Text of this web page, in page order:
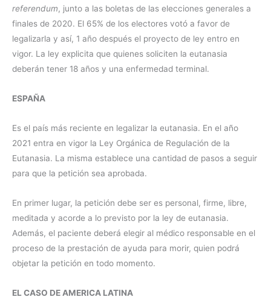
referendum, junto a las boletas de las elecciones generales a
finales de 2020. El 65% de los electores votó a favor de
legalizarla y así, 1 año después el proyecto de ley entro en
vigor. La ley explicita que quienes soliciten la eutanasia
deberán tener 18 años y una enfermedad terminal.
ESPAÑA
Es el país más reciente en legalizar la eutanasia. En el año
2021 entra en vigor la Ley Orgánica de Regulación de la
Eutanasia. La misma establece una cantidad de pasos a seguir
para que la petición sea aprobada.
En primer lugar, la petición debe ser es personal, firme, libre,
meditada y acorde a lo previsto por la ley de eutanasia.
Además, el paciente deberá elegir al médico responsable en el
proceso de la prestación de ayuda para morir, quien podrá
objetar la petición en todo momento.
EL CASO DE AMERICA LATINA